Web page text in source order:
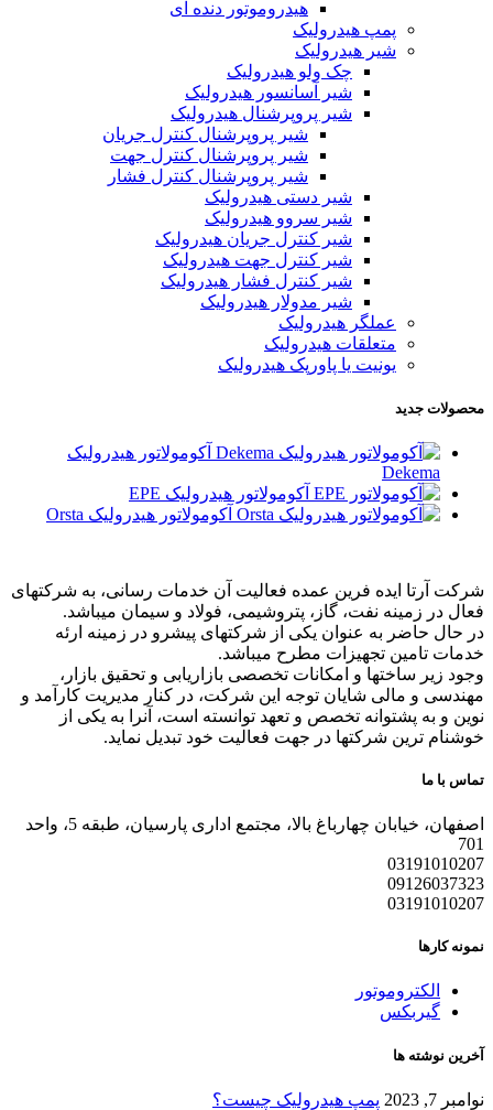
هیدروموتور دنده ای
پمپ هیدرولیک
شیر هیدرولیک
چک ولو هیدرولیک
شیر آسانسور هیدرولیک
شیر پروپرشنال هیدرولیک
شیر پروپرشنال کنترل جریان
شیر پروپرشنال کنترل جهت
شیر پروپرشنال کنترل فشار
شیر دستی هیدرولیک
شیر سروو هیدرولیک
شیر کنترل جریان هیدرولیک
شیر کنترل جهت هیدرولیک
شیر کنترل فشار هیدرولیک
شیر مدولار هیدرولیک
عملگر هیدرولیک
متعلقات هیدرولیک
یونیت یا پاورپک هیدرولیک
محصولات جدید
آکومولاتور هیدرولیک
Dekema
آکومولاتور هیدرولیک EPE
آکومولاتور هیدرولیک Orsta
شرکت آرتا ایده فرین عمده فعالیت آن خدمات رسانی، به شرکتهای
فعال در زمینه نفت، گاز، پتروشیمی، فولاد و سیمان میباشد.
در حال حاضر به عنوان یکی از شرکتهای پیشرو در زمینه ارئه
خدمات تامین تجهیزات مطرح میباشد.
وجود زیر ساختها و امکانات تخصصی بازاریابی و تحقیق بازار،
مهندسی و مالی شایان توجه این شرکت، در کنار مدیریت کارآمد و
نوین و به پشتوانه تخصص و تعهد توانسته است، آنرا به یکی از
خوشنام ترین شرکتها در جهت فعالیت خود تبدیل نماید.
تماس با ما
اصفهان، خیابان چهارباغ بالا، مجتمع اداری پارسیان، طبقه 5، واحد
701
03191010207
09126037323
03191010207
نمونه کارها
الکتروموتور
گیربکس
آخرین نوشته ها
نوامبر 7, 2023 پمپ هیدرولیک چیست؟